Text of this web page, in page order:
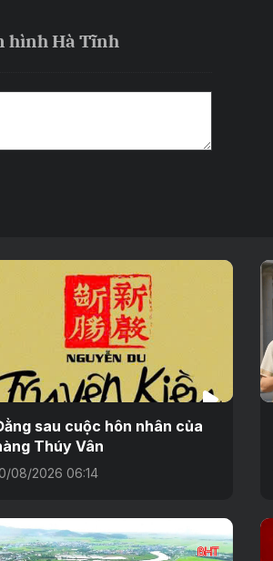
hình Hà Tĩnh
sau cuộc hôn nhân của
Thúy Vân
08/2026 06:14